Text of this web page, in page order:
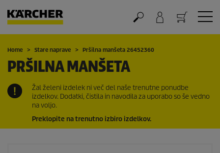
Nakupovalna košarica
Home Stare naprave Pršilna manšeta 26452360
PRŠILNA MANŠETA
Žal želeni izdelek ni več del naše trenutne ponudbe
izdelkov. Dodatki, čistila in navodila za uporabo so še vedno
na voljo.
Preklopite na trenutno izbiro izdelkov.